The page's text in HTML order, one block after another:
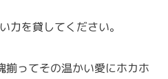
力を貸してください。
ってその温かい愛にホカホ